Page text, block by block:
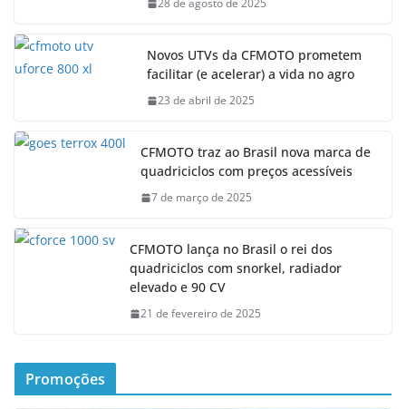
28 de agosto de 2025
Novos UTVs da CFMOTO prometem
facilitar (e acelerar) a vida no agro
23 de abril de 2025
CFMOTO traz ao Brasil nova marca de
quadriciclos com preços acessíveis
7 de março de 2025
CFMOTO lança no Brasil o rei dos
quadriciclos com snorkel, radiador
elevado e 90 CV
21 de fevereiro de 2025
Promoções